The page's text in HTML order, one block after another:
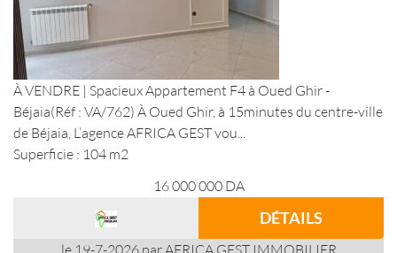
À VENDRE | Spacieux Appartement F4 à Oued Ghir -
Béjaia(Réf : VA/762) À Oued Ghir, à 15minutes du centre-ville
de Béjaia, L’agence AFRICA GEST vou...
Superficie : 104 m2
16 000 000 DA
DÉTAILS
le 19-7-2026 par AFRICA GEST IMMOBILIER